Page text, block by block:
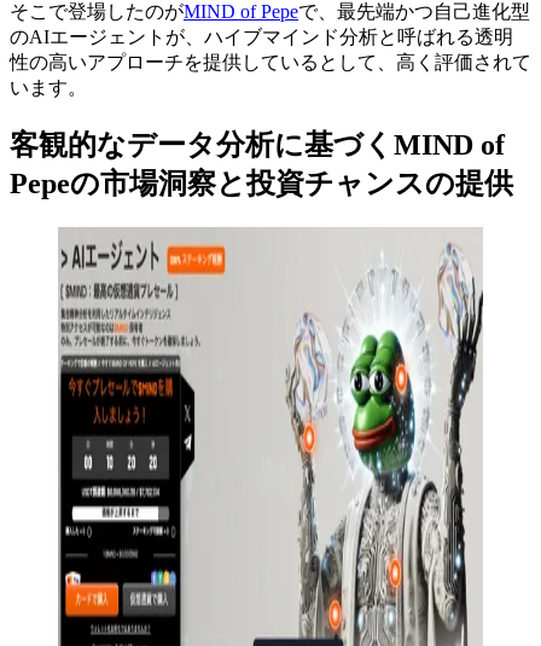
そこで登場したのがMIND of Pepeで、最先端かつ自己進化型
のAIエージェントが、ハイブマインド分析と呼ばれる透明
性の高いアプローチを提供しているとして、高く評価されて
います。
客観的なデータ分析に基づくMIND of
Pepeの市場洞察と投資チャンスの提供